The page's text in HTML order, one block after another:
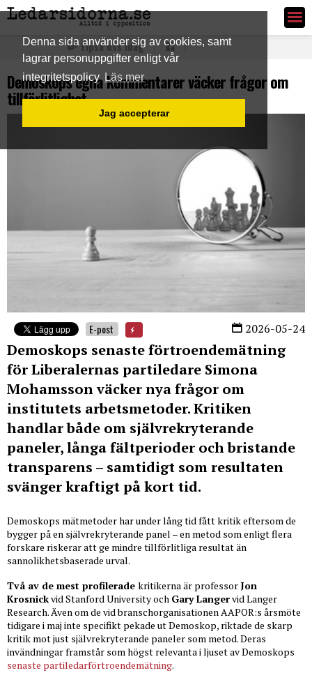
Denna sida använder sig av cookies, samt
lagrar personuppgifter enligt vår
integritetspolicy Läs mer
Jag accepterar
Ledarsidorna.se
Tipsa oss idag
Demoskops egna kommentarer väcker frågor om
tillförlitlighet
2026-05-24
E-post
Demoskops senaste förtroendemätning
för Liberalernas partiledare Simona
Mohamsson väcker nya frågor om
institutets arbetsmetoder. Kritiken
handlar både om självrekryterande
paneler, långa fältperioder och bristande
transparens – samtidigt som resultaten
svänger kraftigt på kort tid.
Demoskops mätmetoder har under lång tid fått kritik eftersom de
bygger på en självrekryterande panel – en metod som enligt flera
forskare riskerar att ge mindre tillförlitliga resultat än
sannolikhetsbaserade urval.
Två av de mest profilerade kritikerna är professor Jon
Krosnickvid Stanford University och Gary Langervid Langer
Research. Även om de vid branschorganisationen AAPOR:s årsmöte
tidigare i maj inte specifikt pekade ut Demoskop, riktade de skarp
kritik mot just självrekryterande paneler som metod. Deras
invändningar framstår som högst relevanta i ljuset av Demoskops
senaste partiledarförtroendemätning.